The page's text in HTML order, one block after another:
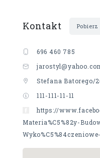
Kontakt Pobierz
696 460 785
Stefana Batorego/
111-111-11-11
https://
Materia%C5%82y-